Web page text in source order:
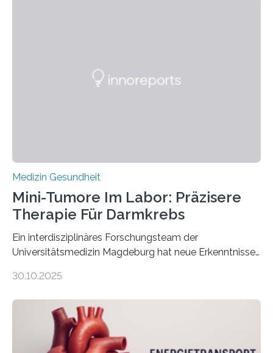
Medizin Gesundheit
Mini-Tumore Im Labor: Präzisere
Therapie Für Darmkrebs
Ein interdisziplinäres Forschungsteam der
Universitätsmedizin Magdeburg hat neue Erkenntnisse
behandelt werden kann. In ihrer aktuellen Studie,
Oncology, zeigen die Forschenden, dass Mini-Tumore
aus Gewebe von Patientinnen und Patienten –
sogenannte Organoide – genutzt werden können, um
30.10.2025